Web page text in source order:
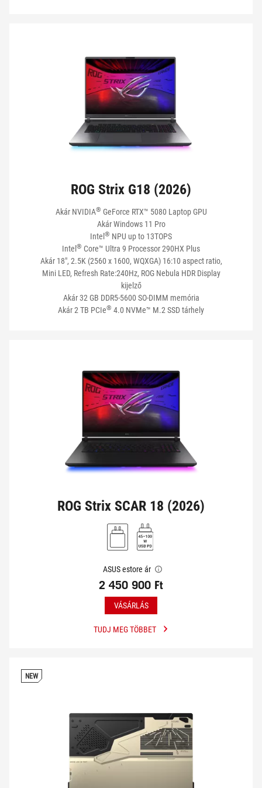
TERMÉKEK MEGJELENÍTÉSE
ROG Strix G18 (2026)
Akár NVIDIA® GeForce RTX™ 5080 Laptop GPU
Akár Windows 11 Pro
Intel ® NPU up to 13TOPS
Intel ® Core™ Ultra 9 Processor 290HX Plus
Akár 18", 2.5K (2560 x 1600, WQXGA) 16:10 aspect ratio,
Mini LED, Refresh Rate:240Hz, ROG Nebula HDR Display
kijelző
Akár 32 GB DDR5-5600 SO-DIMM memória
Akár 2 TB PCIe® 4.0 NVMe™ M.2 SSD tárhely
ROG Strix SCAR 18 (2026)
ASUS estore ár
2 450 900 Ft
VÁSÁRLÁS
TUDJ MEG TÖBBET
NEW